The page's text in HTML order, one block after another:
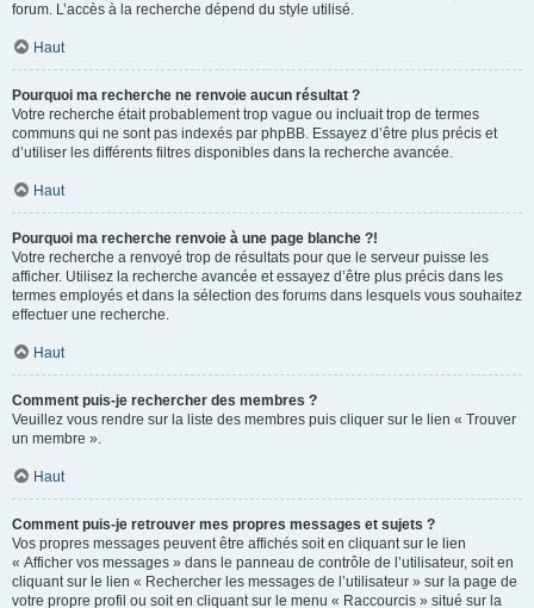
forum. L’accès à la recherche dépend du style utilisé.
Haut
Pourquoi ma recherche ne renvoie aucun résultat ?
Votre recherche était probablement trop vague ou incluait trop de termes
communs qui ne sont pas indexés par phpBB. Essayez d’être plus précis et
d’utiliser les différents filtres disponibles dans la recherche avancée.
Haut
Pourquoi ma recherche renvoie à une page blanche ?!
Votre recherche a renvoyé trop de résultats pour que le serveur puisse les
afficher. Utilisez la recherche avancée et essayez d’être plus précis dans les
termes employés et dans la sélection des forums dans lesquels vous souhaitez
effectuer une recherche.
Haut
Comment puis-je rechercher des membres ?
Veuillez vous rendre sur la liste des membres puis cliquer sur le lien « Trouver
un membre ».
Haut
Comment puis-je retrouver mes propres messages et sujets ?
Vos propres messages peuvent être affichés soit en cliquant sur le lien
« Afficher vos messages » dans le panneau de contrôle de l’utilisateur, soit en
cliquant sur le lien « Rechercher les messages de l’utilisateur » sur la page de
votre propre profil ou soit en cliquant sur le menu « Raccourcis » situé sur la